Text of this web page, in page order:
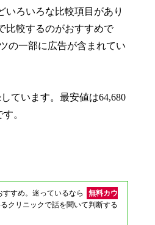
いろいろな比較項目があり
比較するのがおすすめで
の一部に広告が含まれてい
ています。最安値は64,680
。
すすめ。迷っているなら
無料カウ
クリニックで話を聞いて判断する